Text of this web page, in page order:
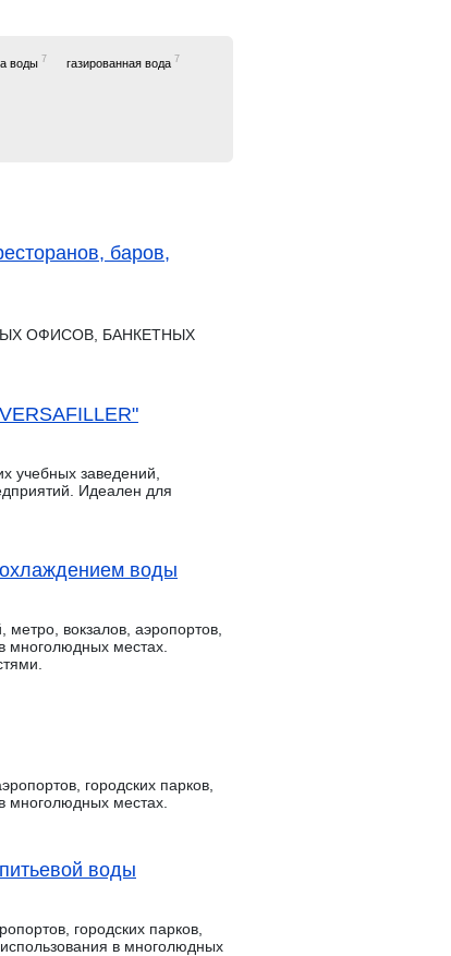
воды 7 газированная вода 7
баров,
ОФИСОВ, БАНКЕТНЫХ
учебных заведений,
Идеален для
воды
вокзалов, аэропортов,
многолюдных местах.
городских парков,
многолюдных местах.
воды
городских парков,
в многолюдных